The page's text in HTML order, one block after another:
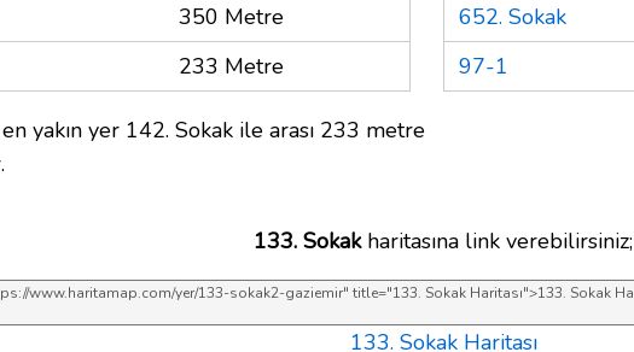
350 Metre
233 Metre
en yakın yer 142. Sokak ile arası 233 metre
652. Sokak
97-1
133. Sokakharitasına link verebilirsiniz;
133. Sokak Haritası